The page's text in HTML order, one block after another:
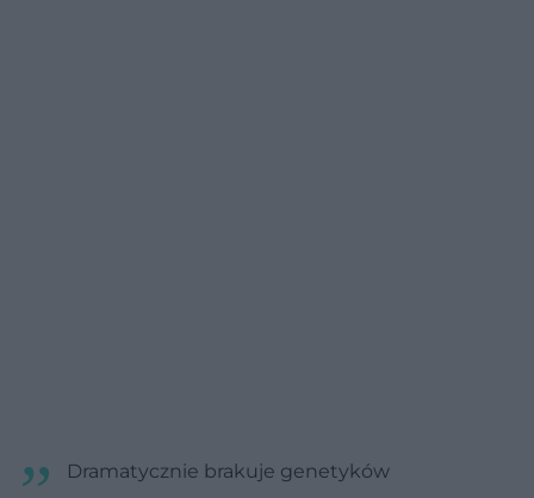
Dramatycznie brakuje genetyków